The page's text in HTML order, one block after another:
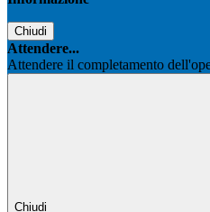
Chiudi
Attendere...
Attendere il completamento
Chiudi